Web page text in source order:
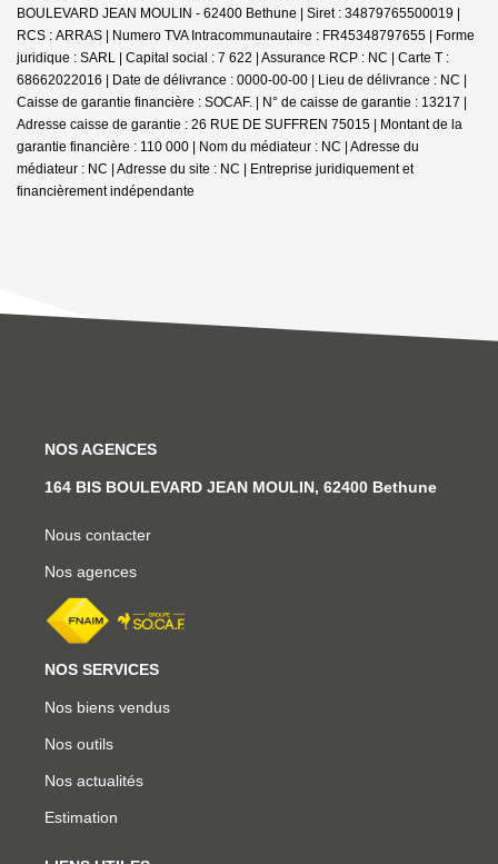
BOULEVARD JEAN MOULIN - 62400 Bethune | Siret : 34879765500019 |
RCS : ARRAS | Numero TVA Intracommunautaire : FR45348797655 | Forme
juridique : SARL | Capital social : 7 622 | Assurance RCP : NC | Carte T :
68662022016 | Date de délivrance : 0000-00-00 | Lieu de délivrance : NC |
Caisse de garantie financière : SOCAF. | N° de caisse de garantie : 13217 |
Adresse caisse de garantie : 26 RUE DE SUFFREN 75015 | Montant de la
garantie financière : 110 000 | Nom du médiateur : NC | Adresse du
médiateur : NC | Adresse du site : NC | Entreprise juridiquement et
financièrement indépendante
NOS AGENCES
164 BIS BOULEVARD JEAN MOULIN, 62400 Bethune
Nous contacter
Nos agences
NOS SERVICES
Nos biens vendus
Nos outils
Nos actualités
Estimation